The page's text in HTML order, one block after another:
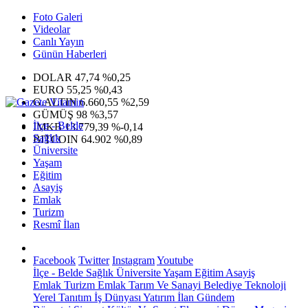
Foto Galeri
Videolar
Canlı Yayın
Günün Haberleri
DOLAR 47,74 %0,25
EURO 55,25 %0,43
G.ALTIN6.660,55 %2,59
GÜMÜŞ 98 %3,57
IMKB13.779,39 %-0,14
BITCOIN 64.902 %0,89
İlçe - Belde
Sağlık
Üniversite
Yaşam
Eğitim
Asayiş
Emlak
Turizm
Resmî İlan
Facebook Twitter InstagramYoutube
İlçe - Belde Sağlık ÜniversiteYaşam Eğitim Asayiş
Emlak Turizm Emlak Tarım Ve Sanayi Belediye Teknoloji
Yerel Tanıtım İş Dünyası Yatırım İlan Gündem